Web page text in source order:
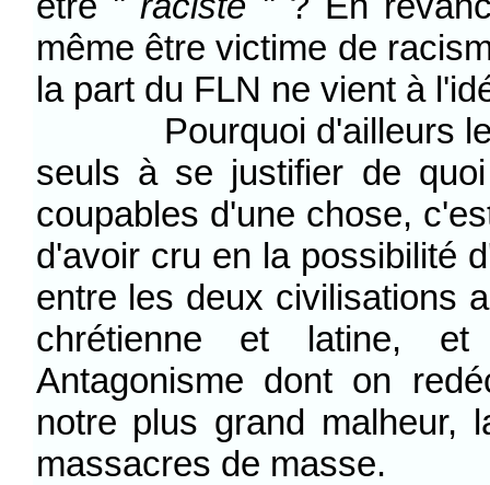
même être victime de
la part du FLN ne vient à
Pourquoi d'ailleurs les
seuls à se justifier de
coupables d'une chose,
d'avoir cru en la possibilité
entre les deux civilisations
chrétienne et latine, et
Antagonisme dont on
notre plus grand malheur,
massacres de masse.